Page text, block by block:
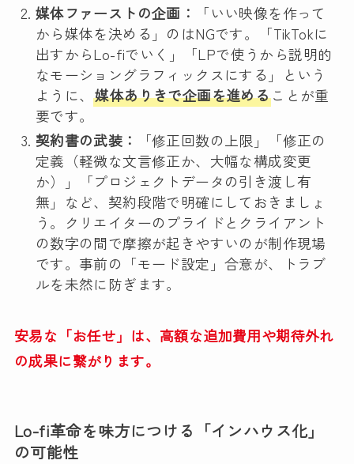
媒体ファーストの企画：
「いい映像を作って
から媒体を決める」のはNGです。「TikTokに
出すからLo-fiでいく」「LPで使うから説明的
なモーショングラフィックスにする」という
ように、媒体ありきで企画を進めることが重
要です。
契約書の武装：
「修正回数の上限」「修正の
定義（軽微な文言修正か、大幅な構成変更
か）」「プロジェクトデータの引き渡し有
無」など、契約段階で明確にしておきましょ
う。クリエイターのプライドとクライアント
の数字の間で摩擦が起きやすいのが制作現場
です。事前の「モード設定」合意が、トラブ
ルを未然に防ぎます。
安易な「お任せ」は、高額な追加費用や期待外れ
の成果に繋がります。
Lo-fi革命を味方につける「インハウス化」
の可能性